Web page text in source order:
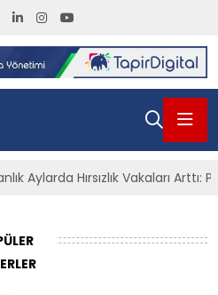
Aylarda Hırsızlık Vakaları Arttı: